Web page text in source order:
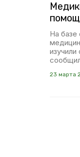
На базе
23 марта